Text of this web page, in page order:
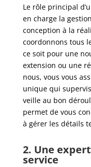
Le rôle principal
en charge la
conception à la
coordonnons tous
ce soit pour une
extension ou une
nous, vous vous
unique qui
veille au bon
permet de vous
à gérer les détails
2. Une
service